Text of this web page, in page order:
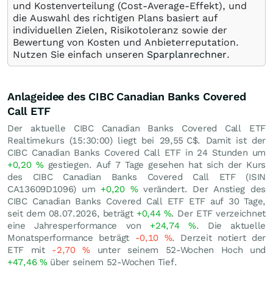
und Kostenverteilung (Cost-Average-Effekt), und
die Auswahl des richtigen Plans basiert auf
individuellen Zielen, Risikotoleranz sowie der
Bewertung von Kosten und Anbieterreputation.
Nutzen Sie einfach unseren Sparplanrechner.
Anlageidee des CIBC Canadian Banks Covered
Call ETF
Der aktuelle CIBC Canadian Banks Covered Call ETF
Realtimekurs (15:30:00) liegt bei 29,55 C$. Damit ist der
CIBC Canadian Banks Covered Call ETF in 24 Stunden um
+0,20 %gestiegen. Auf 7 Tage gesehen hat sich der Kurs
des CIBC Canadian Banks Covered Call ETF (ISIN
CA13609D1096) um +0,20 %verändert. Der Anstieg des
CIBC Canadian Banks Covered Call ETF ETF auf 30 Tage,
seit dem 08.07.2026, beträgt +0,44 %. Der ETF verzeichnet
eine Jahresperformance von +24,74 %. Die aktuelle
Monatsperformance beträgt -0,10 %. Derzeit notiert der
ETF mit -2,70% unter seinem 52-Wochen Hoch und
+47,46 %über seinem 52-Wochen Tief.